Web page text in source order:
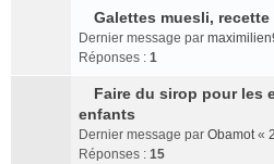
p
l
u
é
c
e
u
e
u
s
r
e
n
o
u
l
e
s
a
e
n
o
n
e
m
s
s
a
g
u
l
t
l
e
m
C
o
s
u
l
t
Galettes muesli,
Dernier message par
Réponses : 1
C
o
n
Faire du sirop pour les
enfants
Dernier message par Obamot«
Réponses : 15